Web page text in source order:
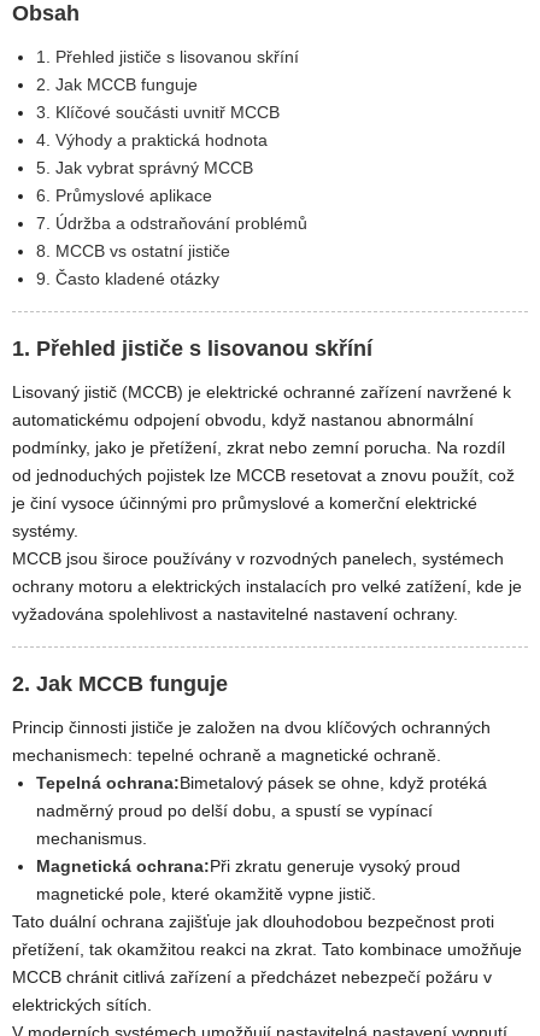
Obsah
1. Přehled jističe s lisovanou skříní
2. Jak MCCB funguje
3. Klíčové součásti uvnitř MCCB
4. Výhody a praktická hodnota
5. Jak vybrat správný MCCB
6. Průmyslové aplikace
7. Údržba a odstraňování problémů
8. MCCB vs ostatní jističe
9. Často kladené otázky
1. Přehled jističe s lisovanou skříní
Lisovaný jistič (MCCB) je elektrické ochranné zařízení navržené k
automatickému odpojení obvodu, když nastanou abnormální
podmínky, jako je přetížení, zkrat nebo zemní porucha. Na rozdíl
od jednoduchých pojistek lze MCCB resetovat a znovu použít, což
je činí vysoce účinnými pro průmyslové a komerční elektrické
systémy.
MCCB jsou široce používány v rozvodných panelech, systémech
ochrany motoru a elektrických instalacích pro velké zatížení, kde je
vyžadována spolehlivost a nastavitelné nastavení ochrany.
2. Jak MCCB funguje
Princip činnosti jističe je založen na dvou klíčových ochranných
mechanismech: tepelné ochraně a magnetické ochraně.
Tepelná ochrana:Bimetalový pásek se ohne, když protéká
nadměrný proud po delší dobu, a spustí se vypínací
mechanismus.
Magnetická ochrana:Při zkratu generuje vysoký proud
magnetické pole, které okamžitě vypne jistič.
Tato duální ochrana zajišťuje jak dlouhodobou bezpečnost proti
přetížení, tak okamžitou reakci na zkrat. Tato kombinace umožňuje
MCCB chránit citlivá zařízení a předcházet nebezpečí požáru v
elektrických sítích.